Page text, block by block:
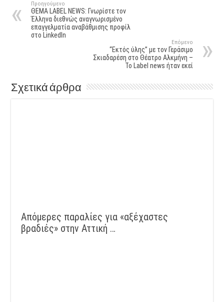
Προηγούμενο
ΘΕΜΑ LABEL NEWS: Γνωρίστε τον
Έλληνα διεθνώς αναγνωρισμένο
επαγγελματία αναβάθμισης προφίλ
στο LinkedIn
Επόμενο
“Εκτός ύλης” με τον Γεράσιμο
Σκιαδαρέση στο Θέατρο Αλκμήνη –
Το Label news ήταν εκεί
Σχετικά άρθρα
Απόμερες παραλίες για «αξέχαστες
βραδιές» στην Αττική …